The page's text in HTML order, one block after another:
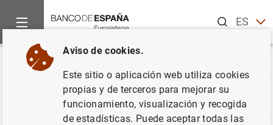
ESEN
Inicio Estadísticas
Volver
C D E F G H
Aviso de cookies.
Este sitio o aplicación web utiliza cookies
propias y de terceros para mejorar su
funcionamiento, visualización y recogida
de estadísticas. Puede aceptar todas las